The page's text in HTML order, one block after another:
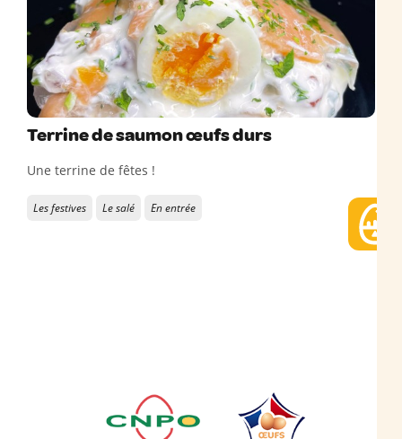
Terrine de saumon œufs durs
Une terrine de fêtes !
Les festives Le salé En entrée